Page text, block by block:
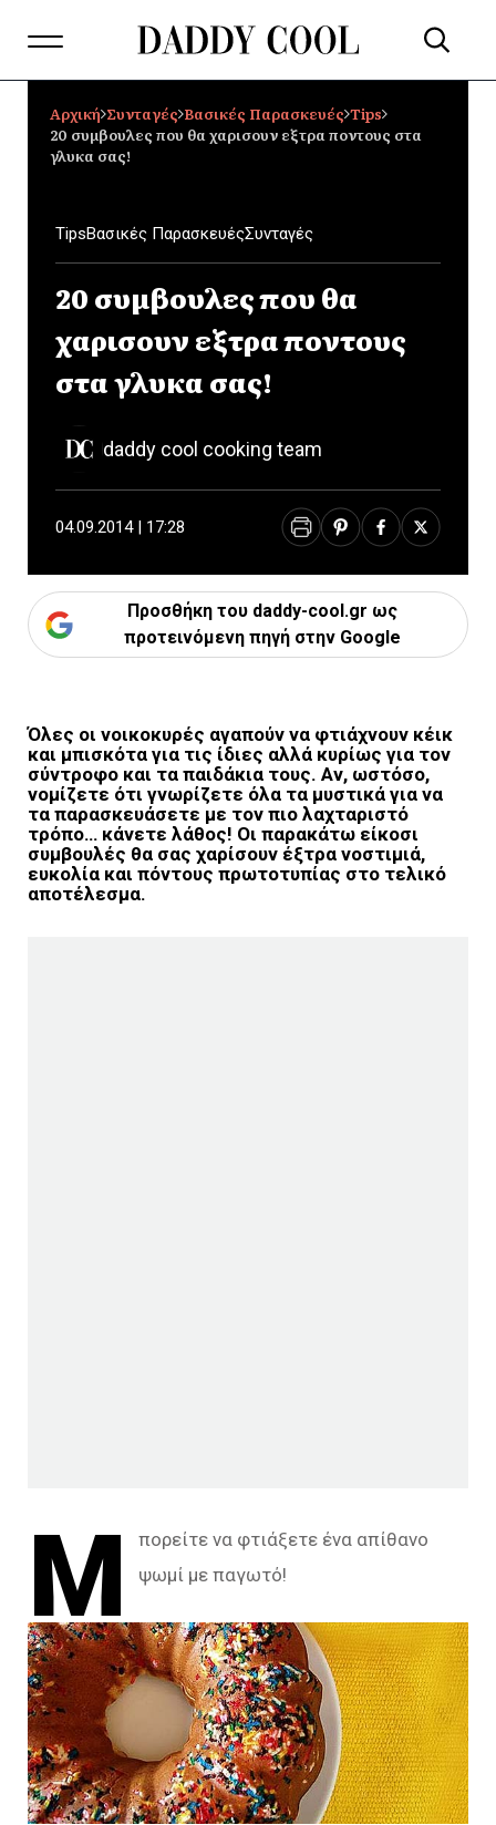
Αρχική Συνταγές Βασικές Παρασκευές Tips
20 συμβουλες που θα χαρισουν εξτρα ποντους στα
γλυκα σας!
TipsΒασικές ΠαρασκευέςΣυνταγές
20 συμβουλες που θα
χαρισουν εξτρα ποντους
στα γλυκα σας!
daddy cool cooking team
04.09.2014 | 17:28
Προσθήκη του daddy-cool.gr ως
προτεινόμενη πηγή στην Google
Όλες οι νοικοκυρές αγαπούν να φτιάχνουν κέικ
και μπισκότα για τις ίδιες αλλά κυρίως για τον
σύντροφο και τα παιδάκια τους. Αν, ωστόσο,
νομίζετε ότι γνωρίζετε όλα τα μυστικά για να
τα παρασκευάσετε με τον πιο λαχταριστό
τρόπο… κάνετε λάθος! Οι παρακάτω είκοσι
συμβουλές θα σας χαρίσουν έξτρα νοστιμιά,
ευκολία και πόντους πρωτοτυπίας στο τελικό
αποτέλεσμα.
Μ
πορείτε να φτιάξετε ένα απίθανο
ψωμί με παγωτό!